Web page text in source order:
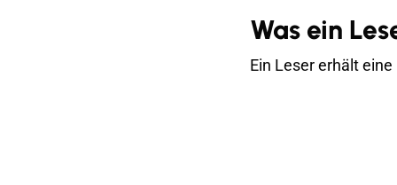
Was ein
Ein Leser erhält